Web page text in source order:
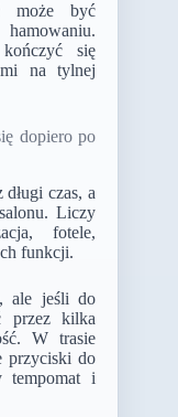
może być
się
na tylnej
dopiero po
czas, a
Liczy
fotele,
funkcji.
ale jeśli do
przez kilka
W trasie
przyciski do
tempomat i